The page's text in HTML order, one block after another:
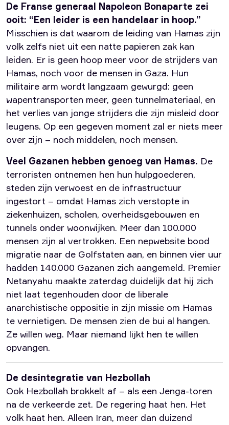
De Franse generaal Napoleon Bonaparte zei
ooit: “Een leider is een handelaar in hoop.”
Misschien is dat waarom de leiding van Hamas zijn
volk zelfs niet uit een natte papieren zak kan
leiden. Er is geen hoop meer voor de strijders van
Hamas, noch voor de mensen in Gaza. Hun
militaire arm wordt langzaam gewurgd: geen
wapentransporten meer, geen tunnelmateriaal, en
het verlies van jonge strijders die zijn misleid door
leugens. Op een gegeven moment zal er niets meer
over zijn – noch middelen, noch mensen.
Veel Gazanen hebben genoeg van Hamas. De
terroristen ontnemen hen hun hulpgoederen,
steden zijn verwoest en de infrastructuur
ingestort – omdat Hamas zich verstopte in
ziekenhuizen, scholen, overheidsgebouwen en
tunnels onder woonwijken. Meer dan 100.000
mensen zijn al vertrokken. Een nepwebsite bood
migratie naar de Golfstaten aan, en binnen vier uur
hadden 140.000 Gazanen zich aangemeld. Premier
Netanyahu maakte zaterdag duidelijk dat hij zich
niet laat tegenhouden door de liberale
anarchistische oppositie in zijn missie om Hamas
te vernietigen. De mensen zien de bui al hangen.
Ze willen weg. Maar niemand lijkt hen te willen
opvangen.
De desintegratie van Hezbollah
Ook Hezbollah brokkelt af – als een Jenga-toren
na de verkeerde zet. De regering haat hen. Het
volk haat hen. Alleen Iran, meer dan duizend